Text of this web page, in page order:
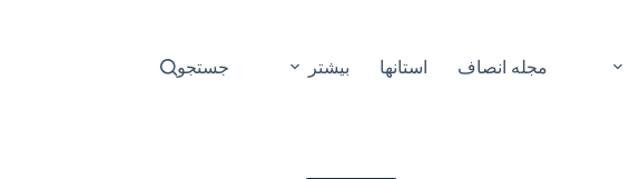
مجله انصاف استانها بیشتر جستجو